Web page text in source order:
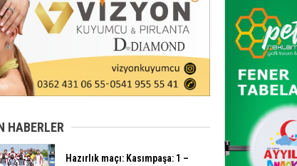
HABERLER
Hazırlık maçı: Kasımpaşa: 1 –